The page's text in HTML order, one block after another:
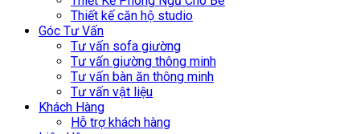
Thiết kế căn hộ studio
Góc Tư Vấn
Tư vấn sofa giường
Tư vấn giường thông minh
Tư vấn bàn ăn thông minh
Tư vấn vật liệu
Khách Hàng
Hỗ trợ khách hàng